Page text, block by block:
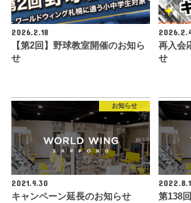
2026.2.18
【第2回】野球教室開催のお知ら
せ
再入会
せ
お知らせ
2021.9.30
キャンペーン延長のお知らせ
第138